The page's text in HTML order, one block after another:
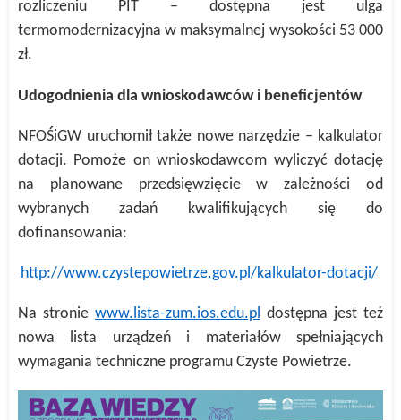
rozliczeniu PIT – dostępna jest ulga
termomodernizacyjna w maksymalnej wysokości 53 000
zł.
Udogodnienia dla wnioskodawców i beneficjentów
NFOŚiGW uruchomił także nowe narzędzie – kalkulator
dotacji. Pomoże on wnioskodawcom wyliczyć dotację
na planowane przedsięwzięcie w zależności od
wybranych zadań kwalifikujących się do
dofinansowania:
http://www.czystepowietrze.gov.pl/kalkulator-dotacji/
Na stronie www.lista-zum.ios.edu.pl dostępna jest też
nowa lista urządzeń i materiałów spełniających
wymagania techniczne programu Czyste Powietrze.